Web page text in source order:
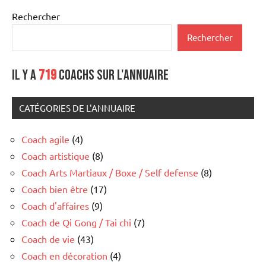
Rechercher
Rechercher
Il y a719coachs sur l'annuaire
CATÉGORIES DE L'ANNUAIRE
Coach agile (4)
Coach artistique (8)
Coach Arts Martiaux / Boxe / Self defense (8)
Coach bien être (17)
Coach d'affaires (9)
Coach de Qi Gong / Tai chi (7)
Coach de vie (43)
Coach en décoration (4)